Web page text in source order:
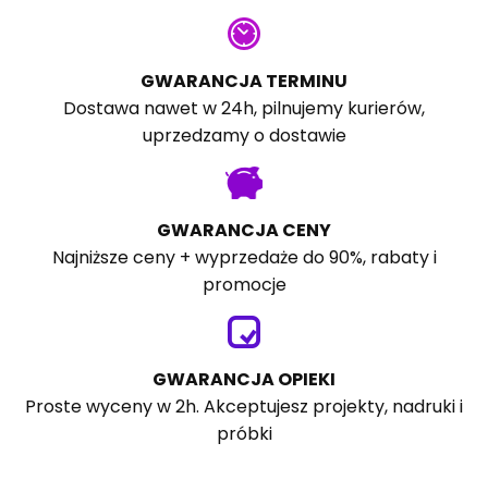
GWARANCJA TERMINU
Dostawa nawet w 24h, pilnujemy kurierów,
uprzedzamy o dostawie
GWARANCJA CENY
Najniższe ceny + wyprzedaże do 90%, rabaty i
promocje
GWARANCJA OPIEKI
Proste wyceny w 2h. Akceptujesz projekty, nadruki i
próbki